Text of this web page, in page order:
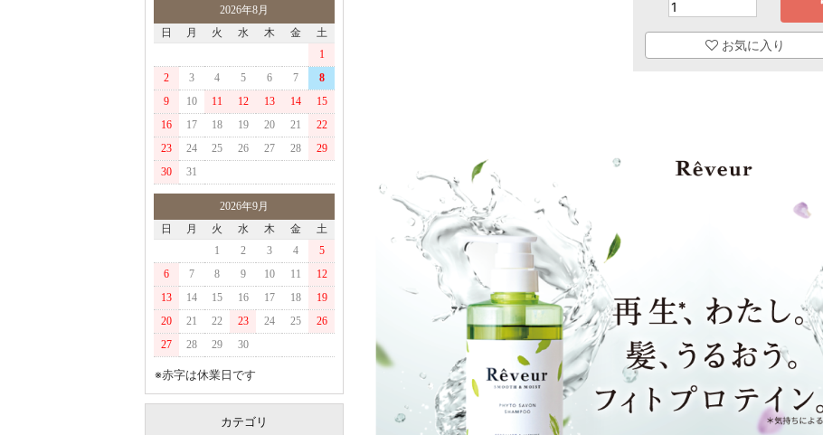
2026年8月
日
月 火 水 木 金
土
1
2
3 4 5 6 7
8
9
10 11 12 13 14
15
16
17 18 19 20 21
22
23
24 25 26 27 28
29
30
31
2026年9月
日
月 火 水 木 金
土
1
2 3 4
5
6
7 8 9 10 11
12
13
14 15 16 17 18
19
20
21 22 23 24 25
26
27
28 29 30
※赤字は休業日です
カテゴリ
お気に入り